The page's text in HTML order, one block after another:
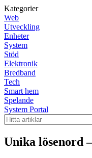
Kategorier
Web
Utveckling
Enheter
System
Stöd
Elektronik
Bredband
Tech
Smart hem
Spelande
System Portal
Unika lösenord